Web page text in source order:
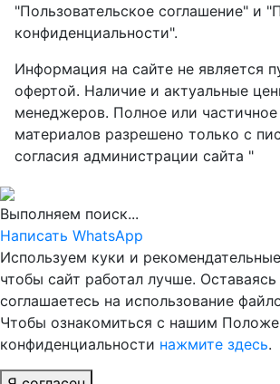
"Пользовательское соглашение" и
конфиденциальности".
Информация на сайте не является
офертой. Наличие и актуальные
менеджеров. Полное или
материалов разрешено только с
согласия администрации сайта "
Выполняем поиск...
Написать WhatsApp
Используем куки и
чтобы сайт работал лучше.
соглашаетесь на использование
Чтобы ознакомиться с нашим
конфиденциальности нажмите здесь.